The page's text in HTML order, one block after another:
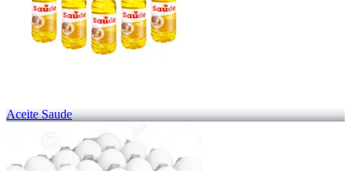
Aceite Saude